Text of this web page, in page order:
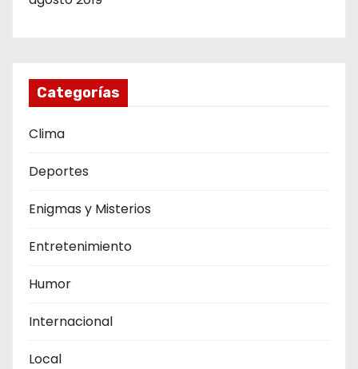
Categorías
Clima
Deportes
Enigmas y Misterios
Entretenimiento
Humor
Internacional
Local